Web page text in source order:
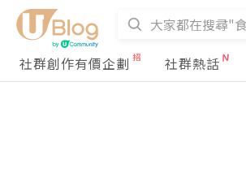
社群創作有價企劃 社群熱話